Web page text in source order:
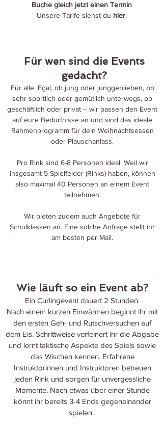
Buche gleich jetzt einen Termin
Unsere Tarife siehst du hier.
Für wen sind die Events
gedacht?
Für alle. Egal, ob jung oder junggeblieben, ob
sehr sportlich oder gemütlich unterwegs, ob
geschäftlich oder privat – wir passen den Event
auf eure Bedürfnisse an und sind das ideale
Rahmenprogramm für dein Weihnachtsessen
oder Plauschanlass.
Pro Rink sind 6-8 Personen ideal. Weil wir
insgesamt 5 Spielfelder (Rinks) haben, können
also maximal 40 Personen an einem Event
teilnehmen.
Wir bieten zudem auch Angebote für
Schulklassen an. Eine solche Anfrage stellt ihr
am besten per Mail.
Wie läuft so ein Event ab?
Ein Curlingevent dauert 2 Stunden.
Nach einem kurzen Einwärmen beginnt ihr mit
den ersten Geh- und Rutschversuchen auf
dem Eis. Schrittweise verfeinert ihr die Abgabe
und lernt taktische Aspekte des Spiels sowie
das Wischen kennen. Erfahrene
Instruktorinnen und Instruktoren betreuen
jeden Rink und sorgen für unvergessliche
Momente. Nach etwas über einer Stunde
könnt ihr bereits 3-4 Ends gegeneinander
spielen.